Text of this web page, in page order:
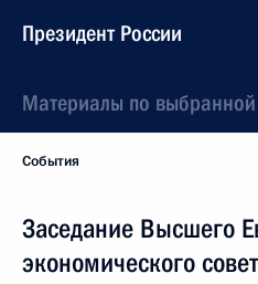
Президент России
Материалы по выбранной
События
Заседание Высшего
экономического